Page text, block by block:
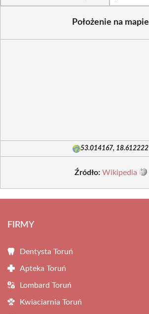
Położenie na mapie
53.014167, 18.612222
Źródło: Wikipedia
FIRMY
Dentysta Toruń
Apteka Toruń
Lombard Toruń
Kwiaciarnia Toruń